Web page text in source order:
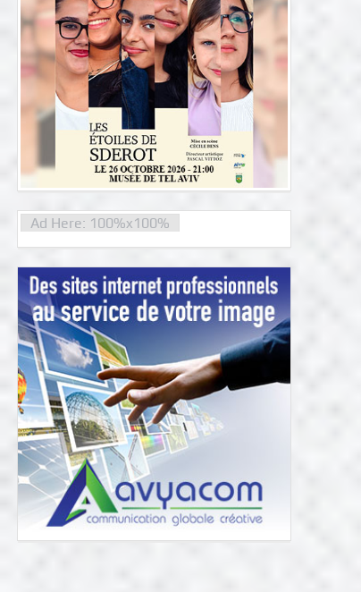
Ad Here: 100%x100%